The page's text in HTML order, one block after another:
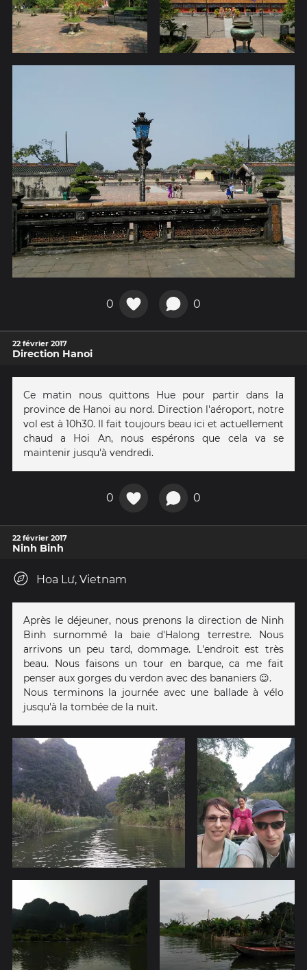
0 0
22 février 2017
Direction Hanoi
Ce matin nous quittons Hue pour partir dans la
province de Hanoi au nord. Direction l'aéroport, notre
vol est à 10h30. Il fait toujours beau ici et actuellement
chaud a Hoi An, nous espérons que cela va se
maintenir jusqu'à vendredi.
0 0
22 février 2017
Ninh Binh
Hoa Lư, Vietnam
Après le déjeuner, nous prenons la direction de Ninh
Binh surnommé la baie d'Halong terrestre. Nous
arrivons un peu tard, dommage. L'endroit est très
beau. Nous faisons un tour en barque, ca me fait
penser aux gorges du verdon avec des bananiers ☺️.
Nous terminons la journée avec une ballade à vélo
jusqu'à la tombée de la nuit.